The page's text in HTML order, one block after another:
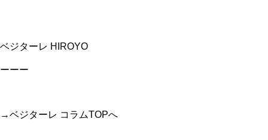
ベジターレ HIROYO
ーーー
→ベジターレ コラムTOPへ